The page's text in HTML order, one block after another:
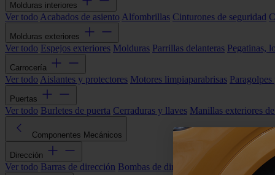
Molduras interiores
Ver todo Acabados de asiento Alfombrillas Cinturones de seguridad
Molduras exteriores
Ver todo Espejos exteriores Molduras Parrillas delanteras Pegatinas,
Carrocería
Ver todo Aislantes y protectores Motores limpiaparabrisas
Puertas
Ver todo Burletes de puerta Cerraduras y llaves Manillas exteriores
Componentes Mecánicos
Dirección
Ver todo Barras de dirección Bombas de dirección asistida